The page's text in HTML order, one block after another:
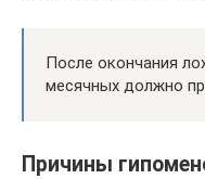
После окончания
месячных должно
Причины